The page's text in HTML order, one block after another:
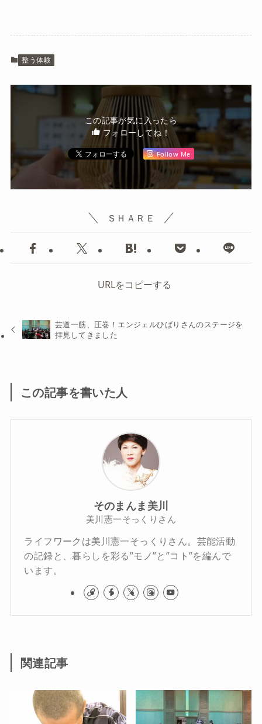
整う体験
この記事が気に入ったら
フォローしてね！
Follow Me
ＳＨＡＲＥ
URLをコピーする
芸道一筋、圧巻！エンジェルひばりさんのステージを
拝見してきました
この記事を書いた人
そのまんま美川
美川憲一そっくりさん
ライフワークは美川憲一そっくりさん。芸能活動
の記録と、暮らしを彩る”モノ”と”コト”を編んで
います。
関連記事